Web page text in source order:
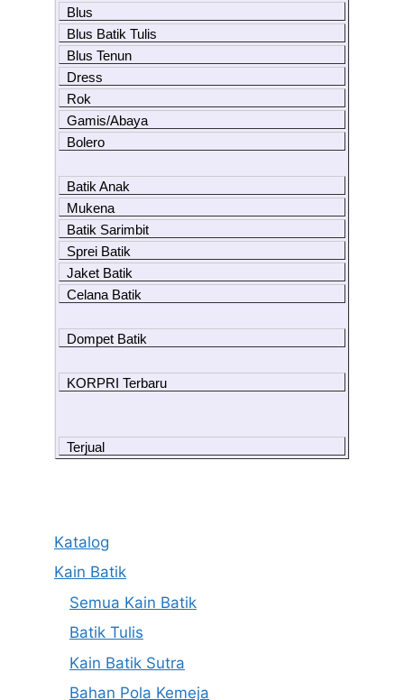
Blus
Blus Batik Tulis
Blus Tenun
Dress
Rok
Gamis/Abaya
Bolero
Batik Anak
Mukena
Batik Sarimbit
Sprei Batik
Jaket Batik
Celana Batik
Dompet Batik
KORPRI Terbaru
Terjual
Katalog
Kain Batik
Semua Kain Batik
Batik Tulis
Kain Batik Sutra
Bahan Pola Kemeja